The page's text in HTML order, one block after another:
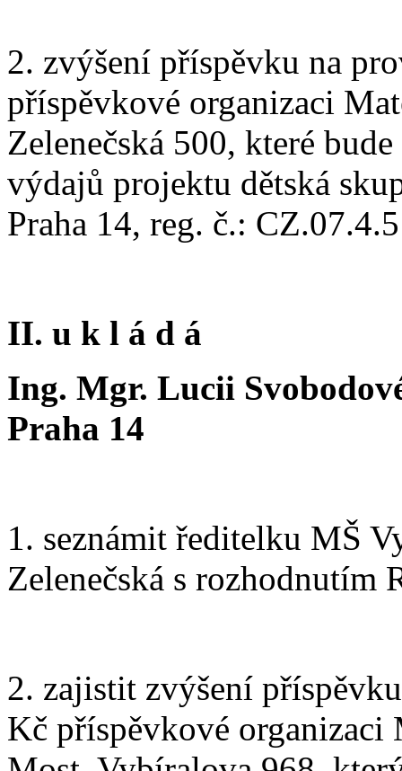
2. zvýšení příspěvku na
příspěvkové organizaci
Zelenečská 500, které
výdajů projektu dětská
Praha 14, reg. č.:
II. u k l á d á
Ing. Mgr. Lucii
Praha 14
1. seznámit ředitelku MŠ
Zelenečská s rozhodnutím
2. zajistit zvýšení
Kč příspěvkové organizaci